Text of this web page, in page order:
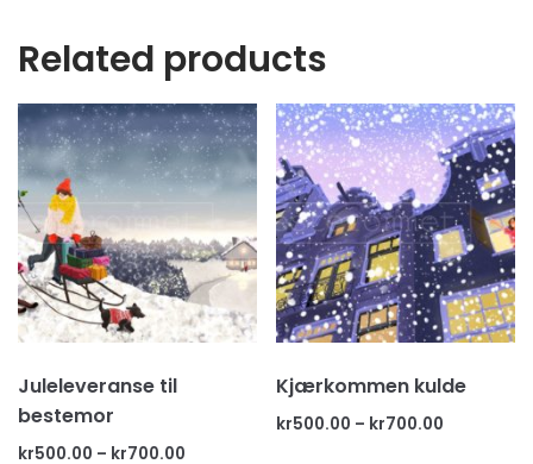
Related products
Juleleveranse til
bestemor
kr500.00 – kr700.00
Kjærkommen kulde
kr500.00 – kr700.00